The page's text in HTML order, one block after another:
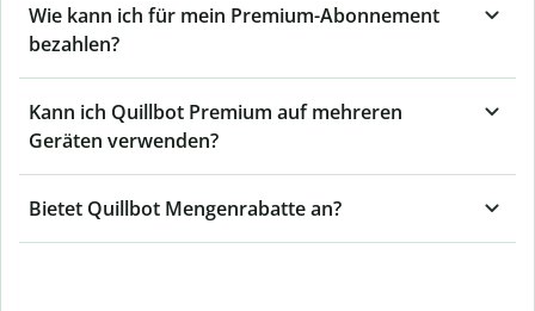
Wie kann ich für mein Premium-Abonnement
bezahlen?
Kann ich Quillbot Premium auf mehreren
Geräten verwenden?
Bietet Quillbot Mengenrabatte an?